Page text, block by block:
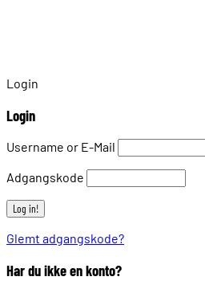
Login
Login
Username or E-Mail
Adgangskode
Glemt adgangskode?
Har du ikke en konto?